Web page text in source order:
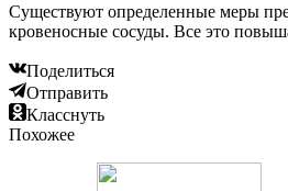
Существуют определенные меры
кровеносные сосуды. Все это
Поделиться
Отправить
Класснуть
Похожее